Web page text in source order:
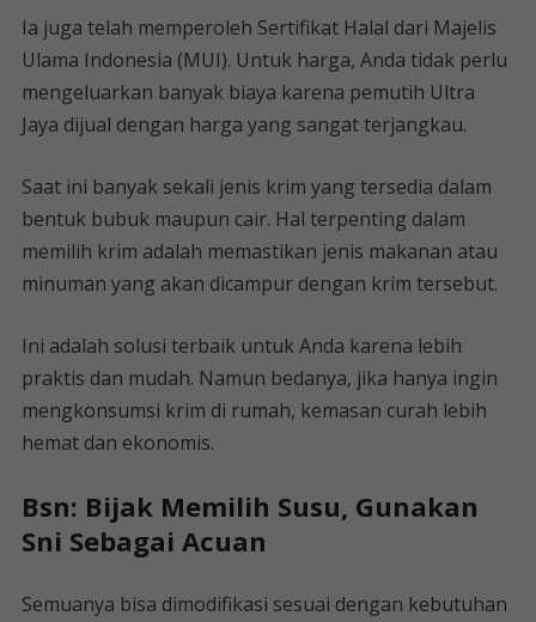
Ia juga telah memperoleh Sertifikat Halal dari Majelis
Ulama Indonesia (MUI). Untuk harga, Anda tidak perlu
mengeluarkan banyak biaya karena pemutih Ultra
Jaya dijual dengan harga yang sangat terjangkau.
Saat ini banyak sekali jenis krim yang tersedia dalam
bentuk bubuk maupun cair. Hal terpenting dalam
memilih krim adalah memastikan jenis makanan atau
minuman yang akan dicampur dengan krim tersebut.
Ini adalah solusi terbaik untuk Anda karena lebih
praktis dan mudah. Namun bedanya, jika hanya ingin
mengkonsumsi krim di rumah, kemasan curah lebih
hemat dan ekonomis.
Bsn: Bijak Memilih Susu, Gunakan
Sni Sebagai Acuan
Semuanya bisa dimodifikasi sesuai dengan kebutuhan